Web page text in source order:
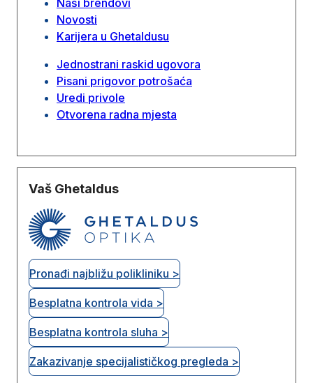
Novosti
Karijera u Ghetaldusu
Jednostrani raskid ugovora
Pisani prigovor potrošaća
Uredi privole
Otvorena radna mjesta
Vaš Ghetaldus
Pronađi najbližu polikliniku >
Besplatna kontrola vida >
Besplatna kontrola sluha >
Zakazivanje specijalističkog pregleda >